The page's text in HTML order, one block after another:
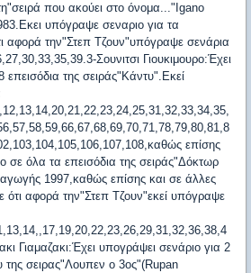
που ακούει στο όνομα..."Igano
υπόγραψε σεναριο για τα
αφορά την"Στεπ Τζουν"υπόγραψε σενάρια
Σουνιτσι Γιουκιμουρο:Έχει
της σειράς"Κάντυ".Εκεί
επίσης
σε όλα τα επεισόδια της σειράς"Δόκτωρ
1997,καθώς επίσης και σε άλλες
ότι αφορά την"Στεπ Τζουν"εκεί υπόγραψε
Γιαμαζακι:Έχει υπογράψει σενάριο για 2
της σειρας"Λουπεν ο 3ος"(Rupan